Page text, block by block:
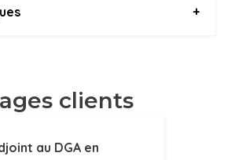
+
820 g
clients
au DGA en